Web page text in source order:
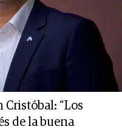
Cristóbal: “Los
de la buena